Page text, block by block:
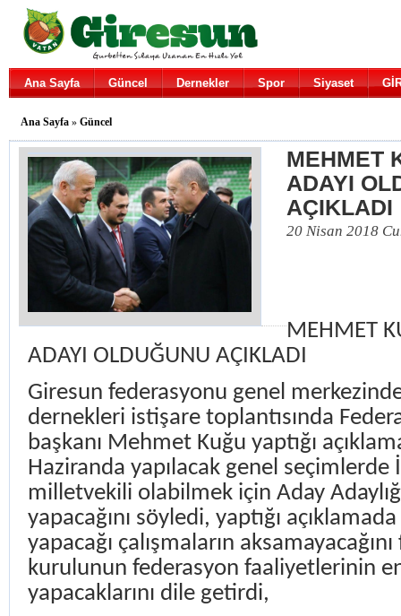
Ana Sayfa Güncel Dernekler Spor Siyaset
Ana Sayfa » Güncel
MEHMET
ADAYI
AÇIKLADI
20 Nisan 2018
MEHMET
ADAYI OLDUĞUNU AÇIKLADI
Giresun federasyonu genel
dernekleri istişare toplantısında
başkanı Mehmet Kuğu yaptığı
Haziranda yapılacak genel seçimlerde
milletvekili olabilmek için Aday
yapacağını söyledi, yaptığı
yapacağı çalışmaların
kurulunun federasyon faaliyetlerinin
yapacaklarını dile getirdi,